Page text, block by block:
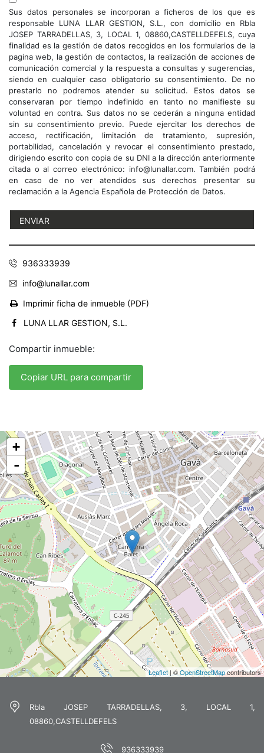
Sus datos personales se incorporan a ficheros de los que es
responsable LUNA LLAR GESTION, S.L., con domicilio en Rbla
JOSEP TARRADELLAS, 3, LOCAL 1, 08860,CASTELLDEFELS, cuya
finalidad es la gestión de datos recogidos en los formularios de la
pagina web, la gestión de contactos, la realización de acciones de
comunicación comercial y la respuesta a consultas y sugerencias,
siendo en cualquier caso obligatorio su consentimiento. De no
prestarlo no podremos atender su solicitud. Estos datos se
conservaran por tiempo indefinido en tanto no manifieste su
voluntad en contra. Sus datos no se cederán a ninguna entidad
sin su consentimiento previo. Puede ejercitar los derechos de
acceso, rectificación, limitación de tratamiento, supresión,
portabilidad, cancelación y revocar el consentimiento prestado,
dirigiendo escrito con copia de su DNI a la dirección anteriormente
citada o al correo electrónico: info@lunallar.com. También podrá
en caso de no ver atendidos sus derechos presentar su
reclamación a la Agencia Española de Protección de Datos.
936333939
info@lunallar.com
Imprimir ficha de inmueble (PDF)
LUNA LLAR GESTION, S.L.
Compartir inmueble:
Copiar URL para compartir
+
-
Leaflet | ©OpenStreetMapcontributors
Rbla JOSEP TARRADELLAS, 3, LOCAL 1,
08860,CASTELLDEFELS
936333939